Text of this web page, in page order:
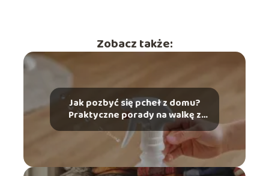
Zobacz także:
Jak pozbyć się pcheł z domu?
Praktyczne porady na walkę z
pchłami